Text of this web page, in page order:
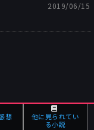
2019/06/15
想
他に見られてい
る小説